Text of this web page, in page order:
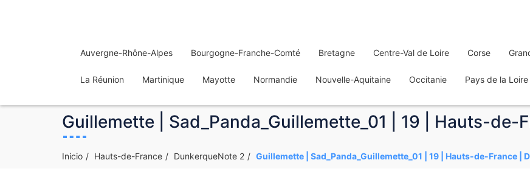
Auvergne-Rhône-Alpes Bourgogne-Franche-Comté Bretagne Centre-Val de Loire Corse
La Réunion Martinique Mayotte Normandie Nouvelle-Aquitaine Occitanie Pays de la Loire
Guillemette | Sad_Panda_Guillemette_01 | 19 | Hauts-de-
Inicio Hauts-de-France DunkerqueNote 2 Guillemette | Sad_Panda_Guillemette_01 | 19 | Hauts-de-France |